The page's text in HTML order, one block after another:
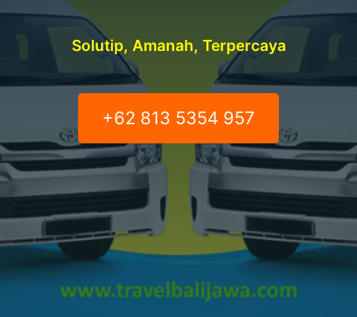
Solutip, Amanah, Terpercaya
+62 813 5354 957